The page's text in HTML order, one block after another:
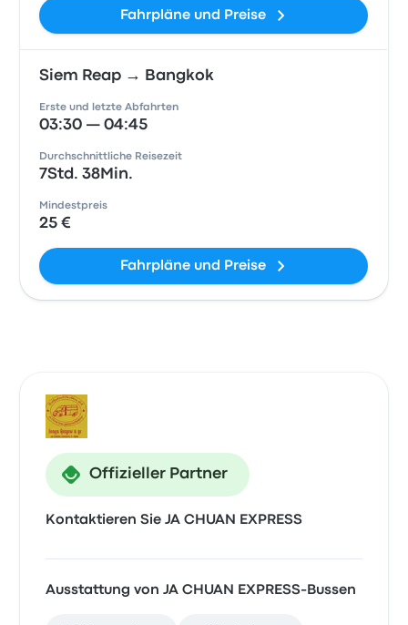
Fahrpläne und Preise
Siem Reap → Bangkok
Erste und letzte Abfahrten
03:30 — 04:45
Durchschnittliche Reisezeit
7Std. 38Min.
Mindestpreis
25 €
Fahrpläne und Preise
Offizieller Partner
Kontaktieren Sie JA CHUAN EXPRESS
Ausstattung von JA CHUAN EXPRESS-Bussen